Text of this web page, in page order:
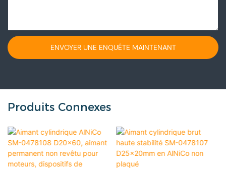
ENVOYER UNE ENQUÊTE MAINTENANT
Produits Connexes